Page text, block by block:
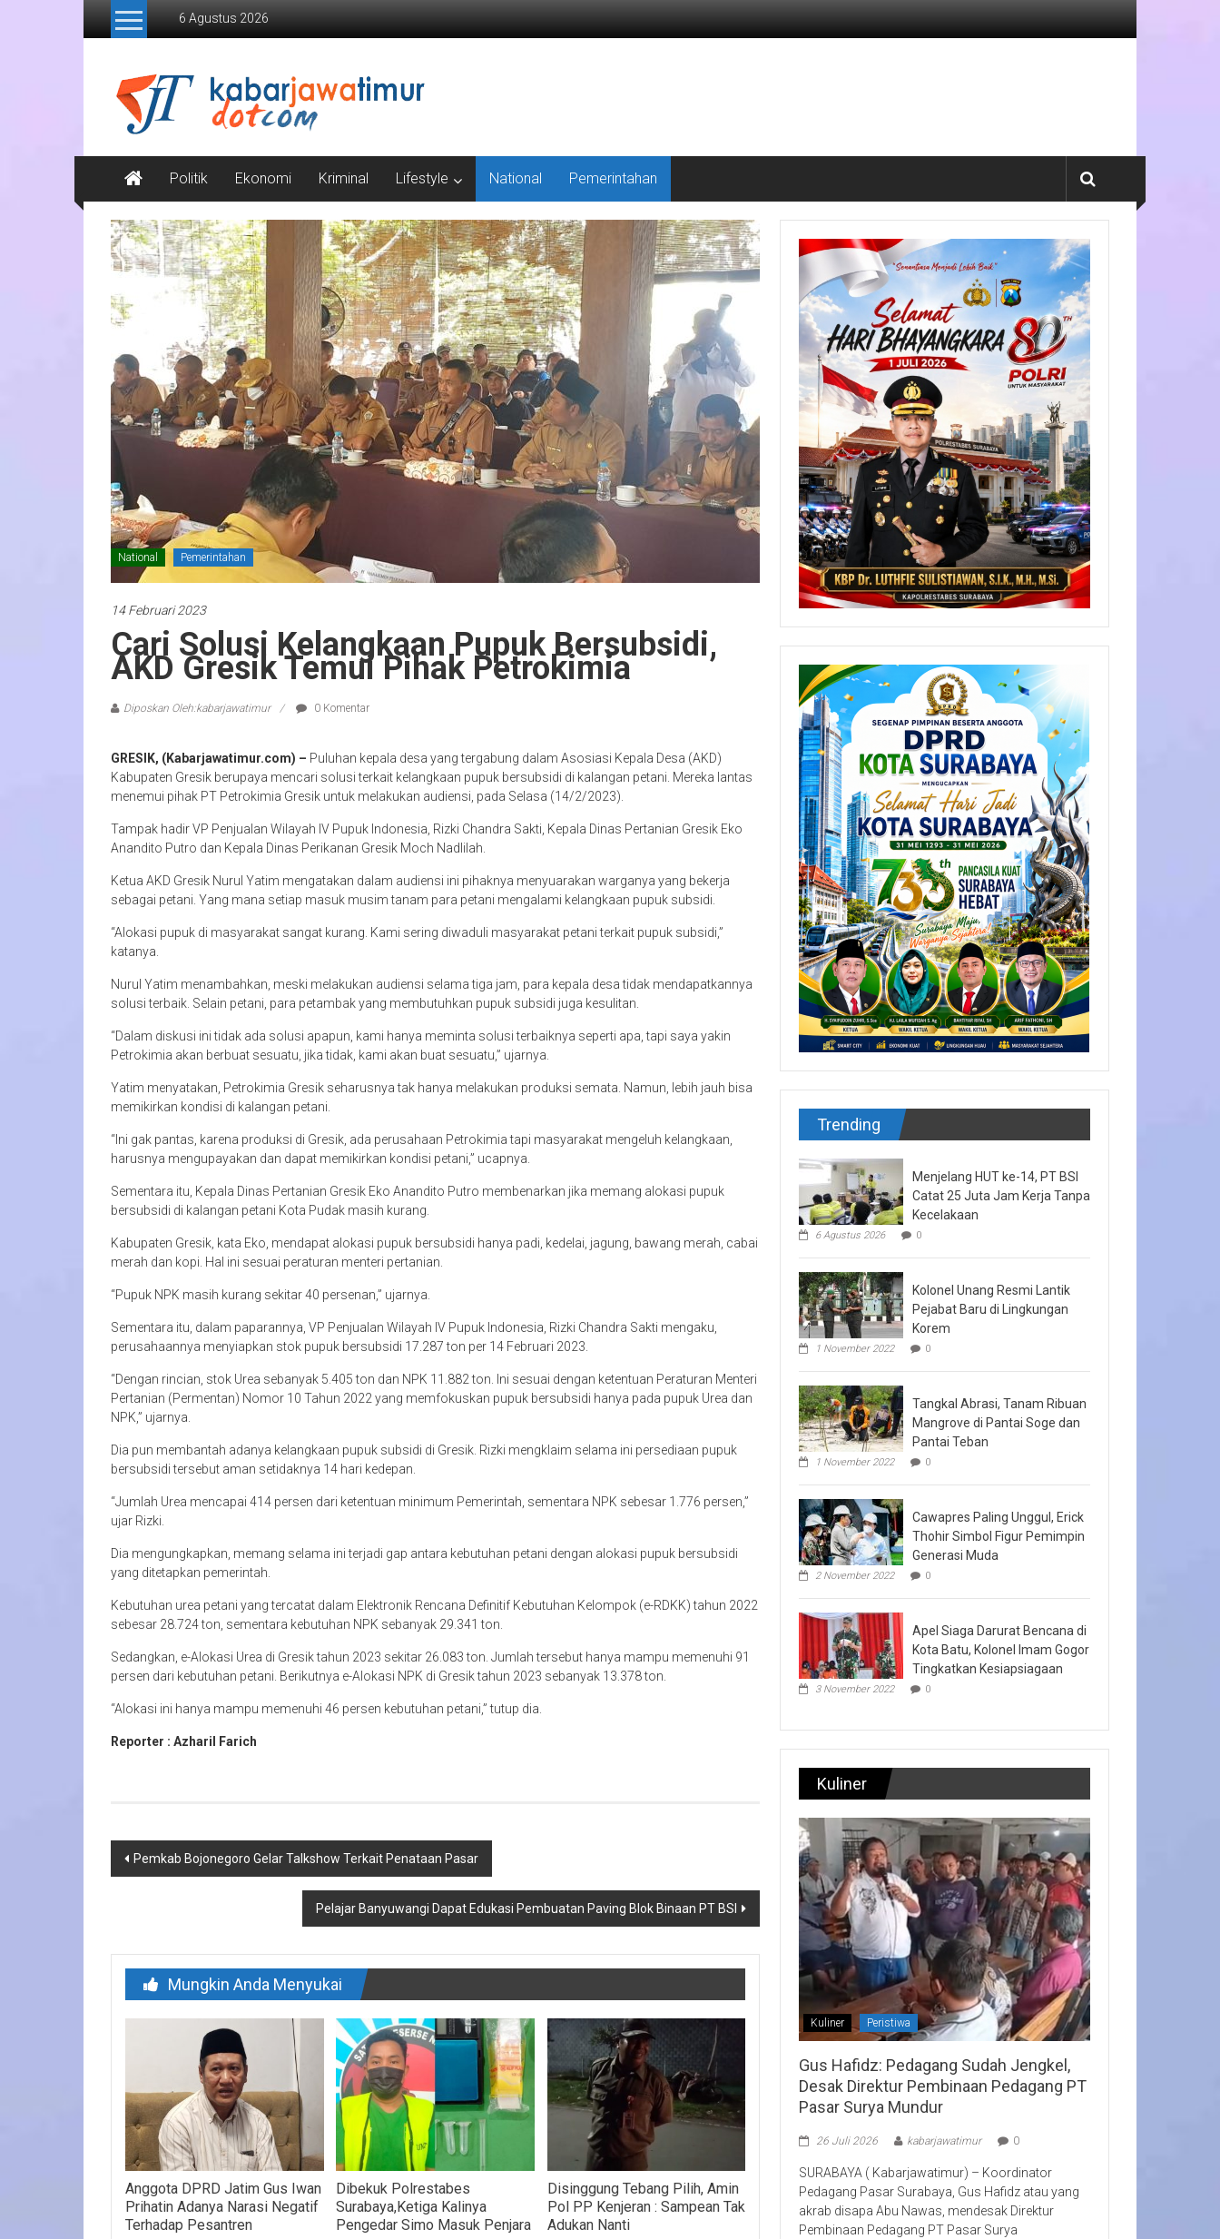
Lompat
6 Agustus 2026
Kabar
Jawa
Timur
Media
Online
Jawa
Timur
Politik Ekonomi Kriminal Lifestyle National Pemerintahan
National Pemerintahan
14 Februari 2023
Cari Solusi Kelangkaan Pupuk Bersubsidi,
AKD Gresik Temui Pihak Petrokimia
Diposkan Oleh:kabarjawatimur 0 Komentar
GRESIK, (Kabarjawatimur.com) – Puluhan kepala desa yang tergabung dalam Asosiasi Kepala Desa (AKD)
Kabupaten Gresik berupaya mencari solusi terkait kelangkaan pupuk bersubsidi di kalangan petani. Mereka lantas
menemui pihak PT Petrokimia Gresik untuk melakukan audiensi, pada Selasa (14/2/2023).
Tampak hadir VP Penjualan Wilayah IV Pupuk Indonesia, Rizki Chandra Sakti, Kepala Dinas Pertanian Gresik Eko
Anandito Putro dan Kepala Dinas Perikanan Gresik Moch Nadlilah.
Ketua AKD Gresik Nurul Yatim mengatakan dalam audiensi ini pihaknya menyuarakan warganya yang bekerja
sebagai petani. Yang mana setiap masuk musim tanam para petani mengalami kelangkaan pupuk subsidi.
“Alokasi pupuk di masyarakat sangat kurang. Kami sering diwaduli masyarakat petani terkait pupuk subsidi,”
katanya.
Nurul Yatim menambahkan, meski melakukan audiensi selama tiga jam, para kepala desa tidak mendapatkannya
solusi terbaik. Selain petani, para petambak yang membutuhkan pupuk subsidi juga kesulitan.
“Dalam diskusi ini tidak ada solusi apapun, kami hanya meminta solusi terbaiknya seperti apa, tapi saya yakin
Petrokimia akan berbuat sesuatu, jika tidak, kami akan buat sesuatu,” ujarnya.
Yatim menyatakan, Petrokimia Gresik seharusnya tak hanya melakukan produksi semata. Namun, lebih jauh bisa
memikirkan kondisi di kalangan petani.
“Ini gak pantas, karena produksi di Gresik, ada perusahaan Petrokimia tapi masyarakat mengeluh kelangkaan,
harusnya mengupayakan dan dapat memikirkan kondisi petani,” ucapnya.
Sementara itu, Kepala Dinas Pertanian Gresik Eko Anandito Putro membenarkan jika memang alokasi pupuk
bersubsidi di kalangan petani Kota Pudak masih kurang.
Kabupaten Gresik, kata Eko, mendapat alokasi pupuk bersubsidi hanya padi, kedelai, jagung, bawang merah, cabai
merah dan kopi. Hal ini sesuai peraturan menteri pertanian.
“Pupuk NPK masih kurang sekitar 40 persenan,” ujarnya.
Sementara itu, dalam paparannya, VP Penjualan Wilayah IV Pupuk Indonesia, Rizki Chandra Sakti mengaku,
perusahaannya menyiapkan stok pupuk bersubsidi 17.287 ton per 14 Februari 2023.
“Dengan rincian, stok Urea sebanyak 5.405 ton dan NPK 11.882 ton. Ini sesuai dengan ketentuan Peraturan Menteri
Pertanian (Permentan) Nomor 10 Tahun 2022 yang memfokuskan pupuk bersubsidi hanya pada pupuk Urea dan
NPK,” ujarnya.
Dia pun membantah adanya kelangkaan pupuk subsidi di Gresik. Rizki mengklaim selama ini persediaan pupuk
bersubsidi tersebut aman setidaknya 14 hari kedepan.
“Jumlah Urea mencapai 414 persen dari ketentuan minimum Pemerintah, sementara NPK sebesar 1.776 persen,”
ujar Rizki.
Dia mengungkapkan, memang selama ini terjadi gap antara kebutuhan petani dengan alokasi pupuk bersubsidi
yang ditetapkan pemerintah.
Kebutuhan urea petani yang tercatat dalam Elektronik Rencana Definitif Kebutuhan Kelompok (e-RDKK) tahun 2022
sebesar 28.724 ton, sementara kebutuhan NPK sebanyak 29.341 ton.
Sedangkan, e-Alokasi Urea di Gresik tahun 2023 sekitar 26.083 ton. Jumlah tersebut hanya mampu memenuhi 91
persen dari kebutuhan petani. Berikutnya e-Alokasi NPK di Gresik tahun 2023 sebanyak 13.378 ton.
“Alokasi ini hanya mampu memenuhi 46 persen kebutuhan petani,” tutup dia.
Reporter : Azharil Farich
Navigasi
Pemkab Bojonegoro Gelar Talkshow Terkait Penataan Pasar
Pelajar Banyuwangi Dapat Edukasi Pembuatan Paving Blok Binaan PT BSI
Mungkin Anda Menyukai
Anggota DPRD Jatim Gus Iwan
Prihatin Adanya Narasi Negatif
Terhadap Pesantren
Dibekuk Polrestabes
Surabaya,Ketiga Kalinya
Pengedar Simo Masuk Penjara
Disinggung Tebang Pilih, Amin
Pol PP Kenjeran : Sampean Tak
Adukan Nanti
Trending
Menjelang HUT ke-14, PT BSI
Catat 25 Juta Jam Kerja Tanpa
Kecelakaan
6 Agustus 2026 0
Kolonel Unang Resmi Lantik
Pejabat Baru di Lingkungan
Korem
1 November 2022 0
Tangkal Abrasi, Tanam Ribuan
Mangrove di Pantai Soge dan
Pantai Teban
1 November 2022 0
Cawapres Paling Unggul, Erick
Thohir Simbol Figur Pemimpin
Generasi Muda
2 November 2022 0
Apel Siaga Darurat Bencana di
Kota Batu, Kolonel Imam Gogor
Tingkatkan Kesiapsiagaan
3 November 2022 0
Kuliner
Kuliner Peristiwa
Gus Hafidz: Pedagang Sudah Jengkel,
Desak Direktur Pembinaan Pedagang PT
Pasar Surya Mundur
26 Juli 2026 kabarjawatimur 0
SURABAYA ( Kabarjawatimur) – Koordinator
Pedagang Pasar Surabaya, Gus Hafidz atau yang
akrab disapa Abu Nawas, mendesak Direktur
Pembinaan Pedagang PT Pasar Surya